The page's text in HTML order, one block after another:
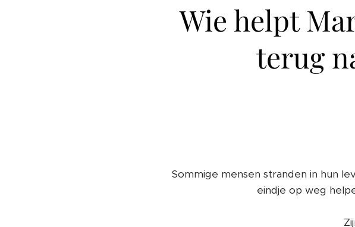
Wie helpt
terug
Sommige mensen stranden in hun
eindje op weg